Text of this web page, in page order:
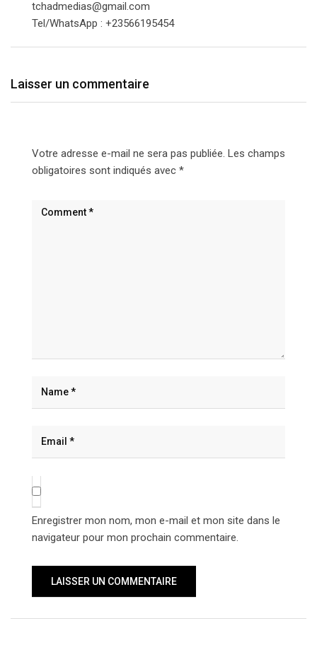
tchadmedias@gmail.com
Tel/WhatsApp : +23566195454
Laisser un commentaire
Votre adresse e-mail ne sera pas publiée. Les champs
obligatoires sont indiqués avec *
Enregistrer mon nom, mon e-mail et mon site dans le
navigateur pour mon prochain commentaire.